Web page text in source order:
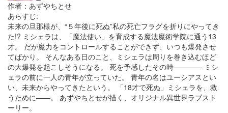
作者：あずやちとせ
あらすじ:
未来の旦那様が、“５年後に死ぬ”私の死亡フラグを折りにやってき
た!? ミシェラは、「魔法使い」を育成する魔法魔術学院に通う13
才。 だが魔力をコントロールすることができず、いつも爆発させ
てばかり。 そんなある日のこと、ミシェラは周りを巻き込むほど
の大爆発を起こしそうになる。 死を予感したその時―――― ミシ
ェラの前に一人の青年が立っていた。 青年の名はユーシアスとい
い、未来からやってきたという。 「18才で死ぬ」ミシェラを、救
うために――。 あずやちとせが描く、オリジナル異世界ラブスト
ーリー。